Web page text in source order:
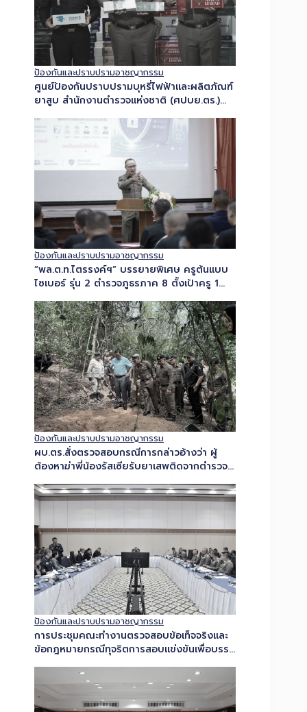
ป้องกันและปราบปรามอาชญากรรม
ศูนย์ป้องกันปราบปรามบุหรี่ไฟฟ้าและผลิตภัณฑ์
ยาสูบ สำนักงานตำรวจแห่งชาติ (ศปบย.ตร.)
กรมสรรพสามิต แถลงข่าวทลายโกดังบุหรี่เถื่อน
ใจกลางเมืองโคราช ยึดของกลาง…
ป้องกันและปราบปรามอาชญากรรม
“พล.ต.ท.ไตรรงค์ฯ” บรรยายพิเศษ ครูต้นแบบ
ไซเบอร์ รุ่น 2 ตำรวจภูธรภาค 8 ตั้งเป้าครู 1
ป้องกันและปราบปรามอาชญากรรม
ผบ.ตร.สั่งตรวจสอบกรณีการกล่าวอ้างว่า ผู้
ต้องหาฆ่าพี่น้องรัสเซียรับยาเสพติดจากตำรวจ
ป้องกันและปราบปรามอาชญากรรม
การประชุมคณะทำงานตรวจสอบข้อเท็จจริงและ
ข้อกฎหมายกรณีทุจริตการสอบแข่งขันเพื่อบรรจุ
บุคคลเป็นข้าราชการหรือพนักงานส่วนท้องถิ่น
ครั้งที่ 5/2569